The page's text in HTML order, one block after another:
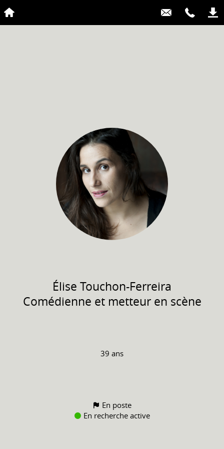
Élise Touchon-Ferreira
Comédienne et metteur en scène
39 ans
En poste
En recherche active